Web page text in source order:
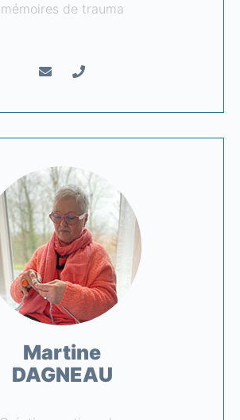
mémoires de trauma
Martine
DAGNEAU